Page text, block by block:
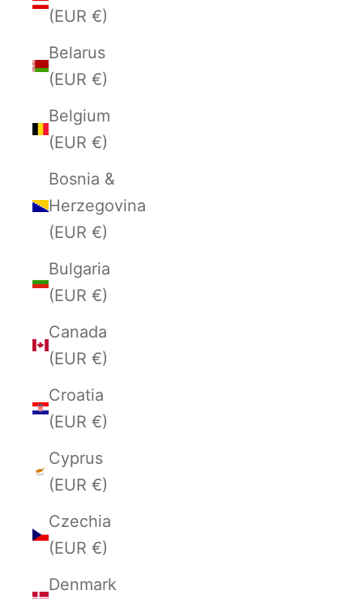
(EUR €)
Belarus
(EUR €)
Belgium
(EUR €)
Bosnia &
Herzegovina
(EUR €)
Bulgaria
(EUR €)
Canada
(EUR €)
Croatia
(EUR €)
Cyprus
(EUR €)
Czechia
(EUR €)
Denmark